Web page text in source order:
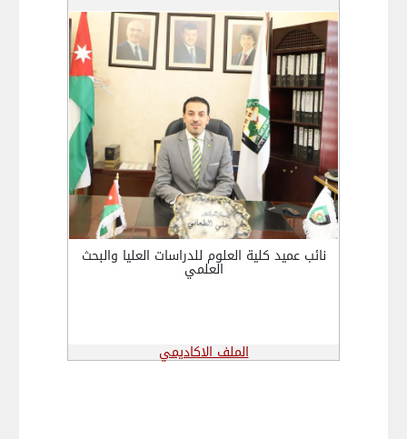
نائب عميد كلية العلوم للدراسات العليا والبحث
العلمي
الملف الاكاديمي